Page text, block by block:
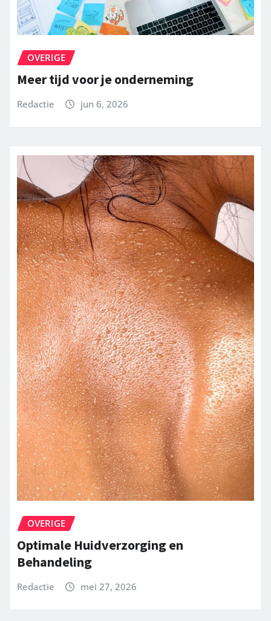
OVERIGE
Meer tijd voor je onderneming
Redactie jun 6, 2026
OVERIGE
Optimale Huidverzorging en
Behandeling
Redactie mei 27, 2026